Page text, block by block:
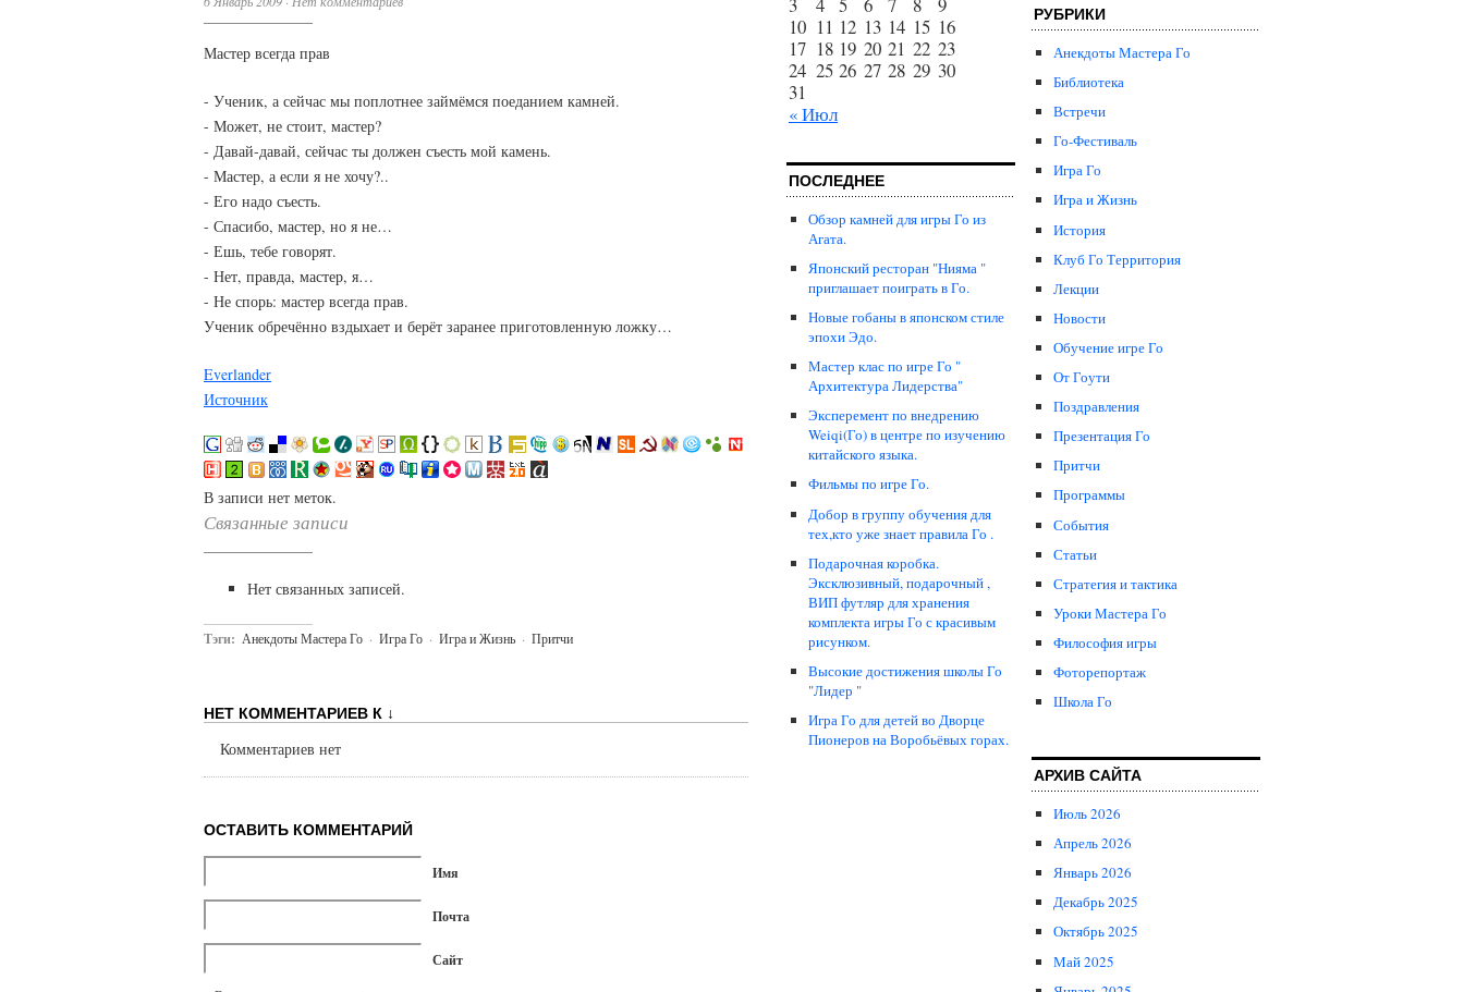
Мастер всегда прав
- Ученик, а сейчас мы поплотнее займёмся поеданием камней.
- Может, не стоит, мастер?
- Давай-давай, сейчас ты должен съесть мой камень.
- Мастер, а если я не хочу?..
- Его надо съесть.
- Спасибо, мастер, но я не…
- Ешь, тебе говорят.
- Нет, правда, мастер, я…
- Не спорь: мастер всегда прав.
Ученик обречённо вздыхает и берёт заранее приготовленную ложку…
Everlander
Источник
В записи нет меток.
Связанные записи
Нет связанных записей.
Тэги: Анекдоты Мастера Го · Игра Го · Игра и Жизнь · Притчи
НЕТ КОММЕНТАРИЕВ К ↓
Комментариев нет
ОСТАВИТЬ КОММЕНТАРИЙ
Имя
Почта
Сайт
« Июл
3
4 5 6 7 8
9
10 11 12 13 14 15 16
17 18 19 20 21 22 23
24 25 26 27 28 29 30
31
ПОСЛЕДНЕЕ
Обзор камней для игры Го из
Агата.
Японский ресторан "Нияма "
приглашает поиграть в Го.
Новые гобаны в японском стиле
эпохи Эдо.
Мастер клас по игре Го "
Архитектура Лидерства"
Эксперемент по внедрению
Weiqi(Го) в центре по изучению
китайского языка.
Фильмы по игре Го.
Добор в группу обучения для
тех,кто уже знает правила Го .
Подарочная коробка.
Эксклюзивный, подарочный ,
ВИП футляр для хранения
комплекта игры Го с красивым
рисунком.
Высокие достижения школы Го
"Лидер "
Игра Го для детей во Дворце
Пионеров на Воробьёвых горах.
РУБРИКИ
Анекдоты Мастера Го
Библиотека
Встречи
Го-Фестиваль
Игра Го
Игра и Жизнь
История
Клуб Го Территория
Лекции
Новости
Обучение игре Го
От Гоути
Поздравления
Презентация Го
Притчи
Программы
События
Статьи
Стратегия и тактика
Уроки Мастера Го
Философия игры
Фоторепортаж
Школа Го
АРХИВ САЙТА
Июль 2026
Апрель 2026
Январь 2026
Декабрь 2025
Октябрь 2025
Май 2025